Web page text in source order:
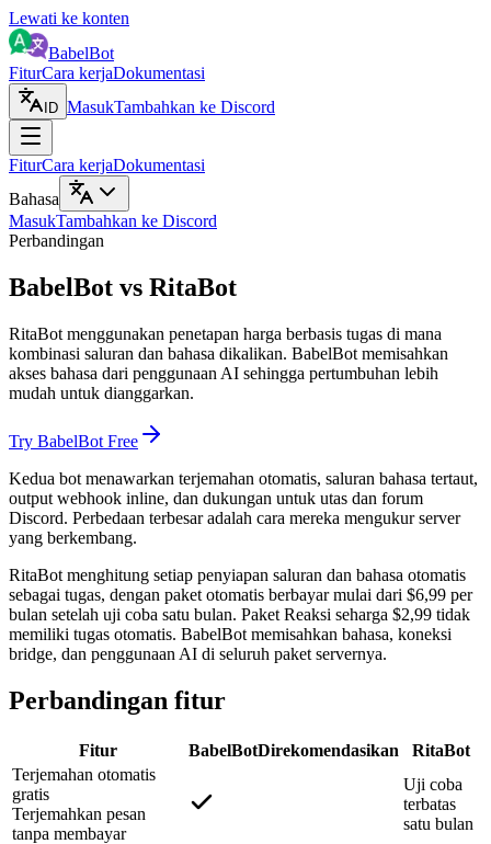
Lewati ke konten
BabelBot
FiturCara kerjaDokumentasi
ID MasukTambahkan ke Discord
FiturCara kerjaDokumentasi
Bahasa
MasukTambahkan ke Discord
Perbandingan
BabelBot vs RitaBot
RitaBot menggunakan penetapan harga berbasis tugas di mana
kombinasi saluran dan bahasa dikalikan. BabelBot memisahkan
akses bahasa dari penggunaan AI sehingga pertumbuhan lebih
mudah untuk dianggarkan.
Try BabelBot Free
Kedua bot menawarkan terjemahan otomatis, saluran bahasa tertaut,
output webhook inline, dan dukungan untuk utas dan forum
Discord. Perbedaan terbesar adalah cara mereka mengukur server
yang berkembang.
RitaBot menghitung setiap penyiapan saluran dan bahasa otomatis
sebagai tugas, dengan paket otomatis berbayar mulai dari $6,99 per
bulan setelah uji coba satu bulan. Paket Reaksi seharga $2,99 tidak
memiliki tugas otomatis. BabelBot memisahkan bahasa, koneksi
bridge, dan penggunaan AI di seluruh paket servernya.
Perbandingan fitur
Fitur BabelBotDirekomendasikan
RitaBot
Terjemahan otomatis
gratis
Terjemahkan pesan
tanpa membayar
Uji coba
terbatas
satu bulan